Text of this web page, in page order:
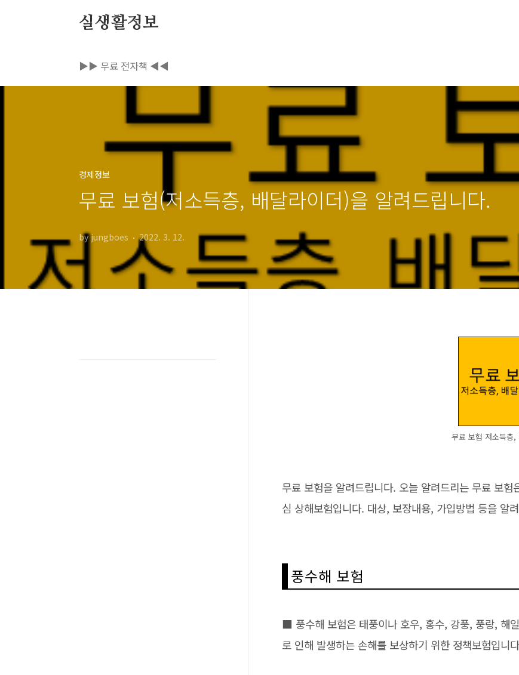
실생활정보
▶▶ 무료 전자책 ◀◀
경제정보
무료 보험(저소득층, 배달라이더)을 알려드립니다.
by jungboes 2022. 3. 12.
무료 보험 저소득층,
무료 보험을 알려드립니다. 오늘 알려드리는 무료 보
심 상해보험입니다. 대상, 보장내용, 가입방법 등을 알
풍수해 보험
■ 풍수해 보험은 태풍이나 호우, 홍수, 강풍, 풍랑, 해
로 인해 발생하는 손해를 보상하기 위한 정책보험입니